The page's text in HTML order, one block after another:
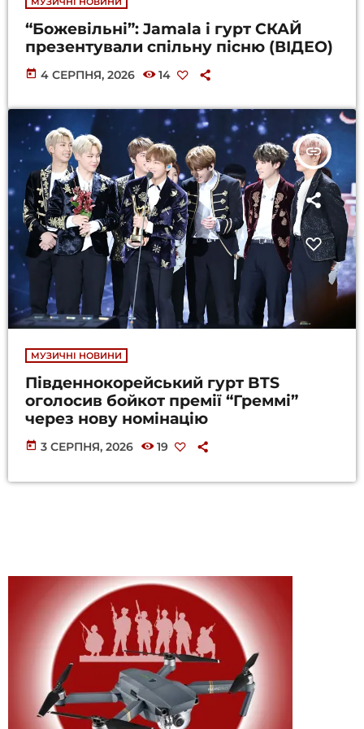
“Божевільні”: Jamala і гурт СКАЙ
презентували спільну пісню (ВІДЕО)
today 4 СЕРПНЯ, 2026 14
insert_link
МУЗИЧНІ НОВИНИ
Південнокорейський гурт BTS
оголосив бойкот премії “Греммі”
через нову номінацію
today 3 СЕРПНЯ, 2026 19